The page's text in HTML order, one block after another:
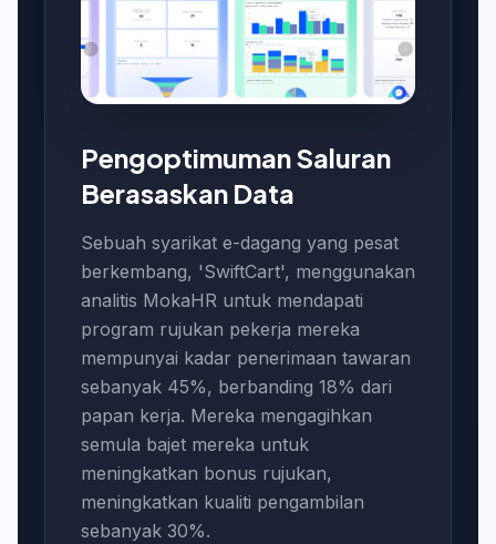
Pengoptimuman Saluran
Berasaskan Data
Sebuah syarikat e-dagang yang pesat
berkembang, 'SwiftCart', menggunakan
analitis MokaHR untuk mendapati
program rujukan pekerja mereka
mempunyai kadar penerimaan tawaran
sebanyak 45%, berbanding 18% dari
papan kerja. Mereka mengagihkan
semula bajet mereka untuk
meningkatkan bonus rujukan,
meningkatkan kualiti pengambilan
sebanyak 30%.